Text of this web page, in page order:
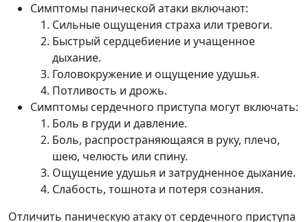
Симптомы панической атаки включают:
Сильные ощущения страха или тревоги.
Быстрый сердцебиение и учащенное
дыхание.
Головокружение и ощущение удушья.
Потливость и дрожь.
Симптомы сердечного приступа могут включать:
Боль в груди и давление.
Боль, распространяющаяся в руку, плечо,
шею, челюсть или спину.
Ощущение удушья и затрудненное дыхание.
Слабость, тошнота и потеря сознания.
Отличить паническую атаку от сердечного приступа